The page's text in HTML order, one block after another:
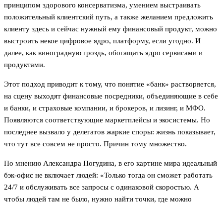
принципом здорового консерватизма, умением выстраивать
положительный клиентский путь, а также желанием предложить
клиенту здесь и сейчас нужный ему финансовый продукт, можно
выстроить некое цифровое ядро, платформу, если угодно. И
далее, как виноградную гроздь, обогащать ядро сервисами и
продуктами.
Этот подход приводит к тому, что понятие «банк» растворяется,
на сцену выходят финансовые посредники, объединяющие в себе
и банки, и страховые компании, и брокеров, и лизинг, и МФО.
Появляются соответствующие маркетплейсы и экосистемы. Но
последнее вызвало у делегатов жаркие споры: жизнь показывает,
что тут все совсем не просто. Причин тому множество.
По мнению Александра Погудина, в его картине мира идеальный
бэк-офис не включает людей: «Только тогда он сможет работать
24/7 и обслуживать все запросы с одинаковой скоростью. А
чтобы людей там не было, нужно найти точки, где можно